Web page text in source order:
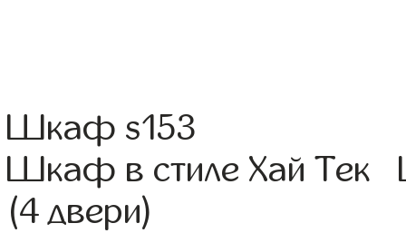
Шкаф s153
Шкаф в стиле Хай Тек
(4 двери)